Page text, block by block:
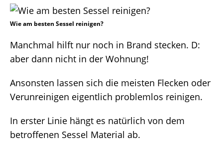
Wie am besten Sessel reinigen?
Manchmal hilft nur noch in Brand stecken. D:
aber dann nicht in der Wohnung!
Ansonsten lassen sich die meisten Flecken oder
Verunreinigen eigentlich problemlos reinigen.
In erster Linie hängt es natürlich von dem
betroffenen Sessel Material ab.